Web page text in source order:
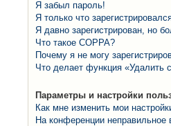
Я забыл пароль!
Я только что
Я давно зарегистрирован, но
Что такое COPPA?
Почему я не могу
Что делает функция «Удалить
Параметры и настройки
Как мне изменить мои
На конференции неправильное